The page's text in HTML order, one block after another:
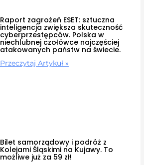
Raport zagrożeń ESET: sztuczna
inteligencja zwiększa skuteczność
cyberprzestępców. Polska w
niechlubnej czołówce najczęściej
atakowanych państw na świecie.
Przeczytaj Artykuł »
Bilet samorządowy i podróż z
Kolejami Śląskimi na Kujawy. To
możliwe już za 59 zł!